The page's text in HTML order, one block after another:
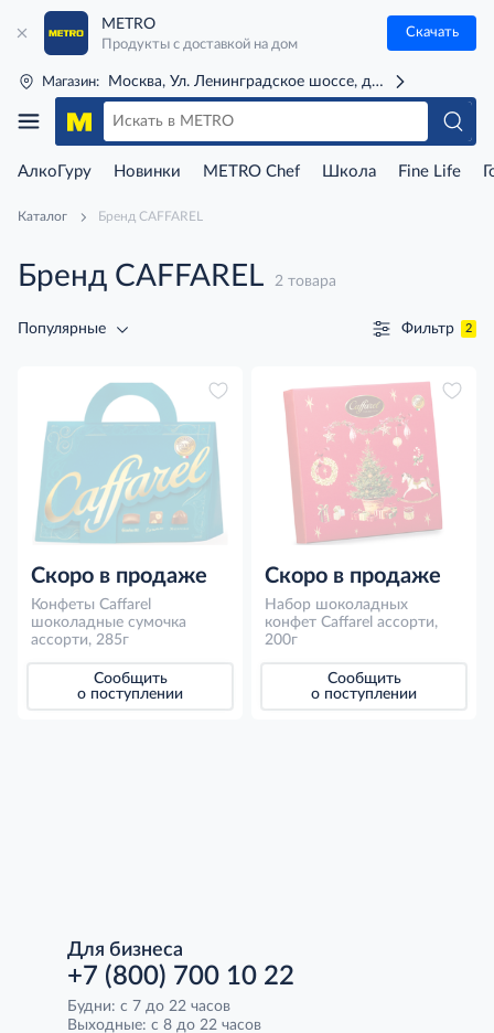
METRO
Продукты с доставкой на дом
Скачать
Магазин: Москва, Ул. Ленинградское шоссе, д. 71Г (м. Речной
АлкоГуру Новинки METRO Chef Школа Fine Life
Каталог Бренд CAFFAREL
Бренд CAFFAREL 2 товара
Популярные Фильтр 2
Скоро в продаже
Конфеты Caffarel
шоколадные сумочка
ассорти, 285г
Сообщить
о поступлении
Скоро в продаже
Набор шоколадных
конфет Caffarel ассорти,
200г
Сообщить
о поступлении
Для бизнеса
+7 (800) 700 10 22
Будни: с 7 до 22 часов
Выходные: с 8 до 22 часов